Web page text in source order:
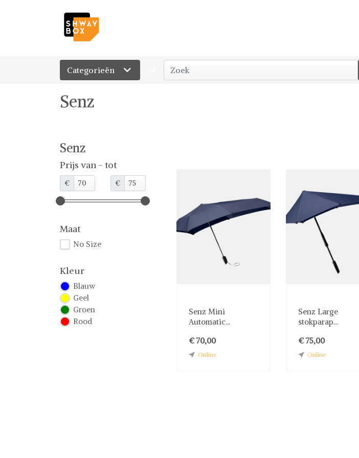
Categorieën
Senz
Senz
Prijs van - tot
€ €
Maat
No Size
Kleur
Blauw
Geel
Groen
Rood
Senz Mini
Automatic...
€ 70,00
Online
Senz Large
stokparap...
€ 75,00
Online